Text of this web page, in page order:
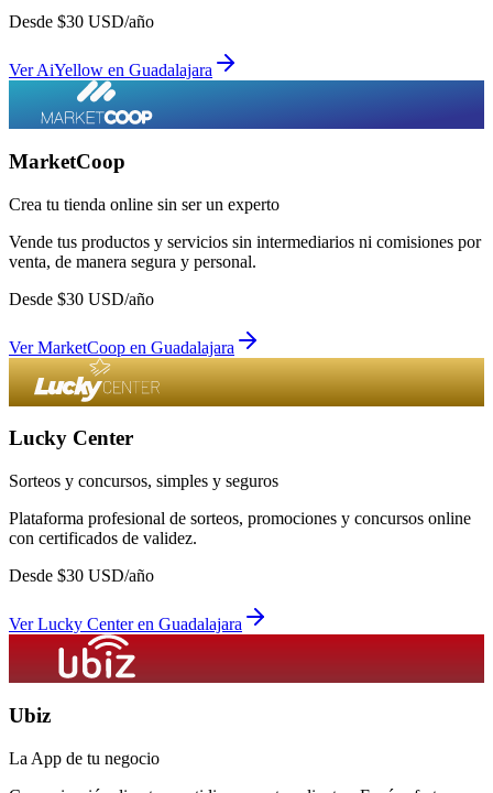
Desde $30 USD/año
VerAiYellow en Guadalajara
MarketCoop
Crea tu tienda online sin ser un experto
Vende tus productos y servicios sin intermediarios ni comisiones por
venta, de manera segura y personal.
Desde $30 USD/año
VerMarketCoop en Guadalajara
Lucky Center
Sorteos y concursos, simples y seguros
Plataforma profesional de sorteos, promociones y concursos online
con certificados de validez.
Desde $30 USD/año
VerLucky Centeren Guadalajara
Ubiz
La App de tu negocio